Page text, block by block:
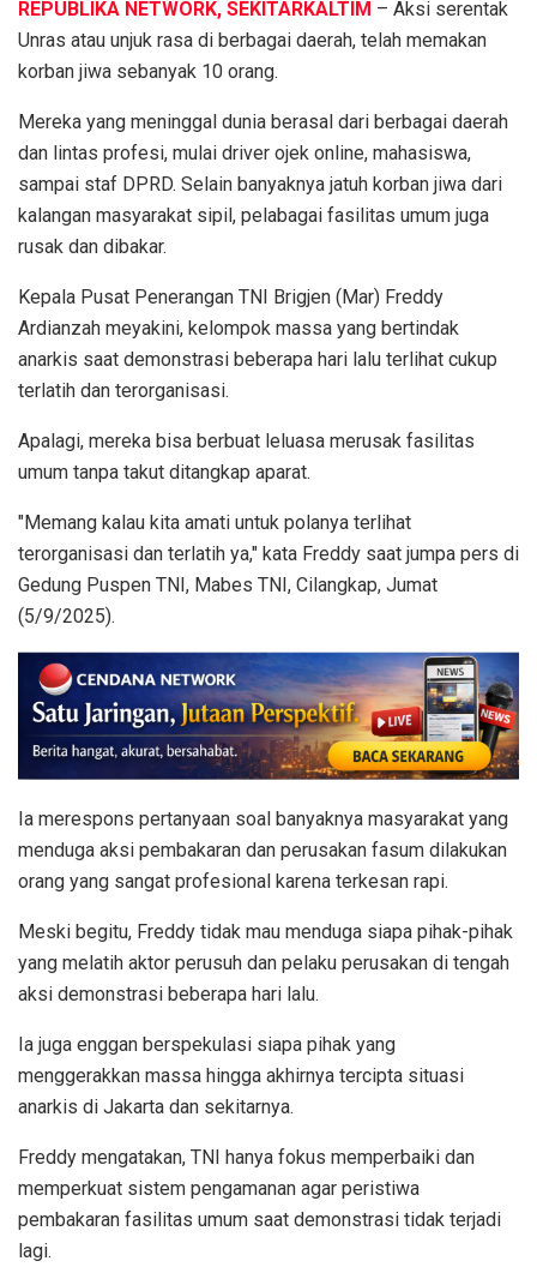
REPUBLIKA NETWORK, SEKITARKALTIM – Aksi serentak
Unras atau unjuk rasa di berbagai daerah, telah memakan
korban jiwa sebanyak 10 orang.
Mereka yang meninggal dunia berasal dari berbagai daerah
dan lintas profesi, mulai driver ojek online, mahasiswa,
sampai staf DPRD. Selain banyaknya jatuh korban jiwa dari
kalangan masyarakat sipil, pelabagai fasilitas umum juga
rusak dan dibakar.
Kepala Pusat Penerangan TNI Brigjen (Mar) Freddy
Ardianzah meyakini, kelompok massa yang bertindak
anarkis saat demonstrasi beberapa hari lalu terlihat cukup
terlatih dan terorganisasi.
Apalagi, mereka bisa berbuat leluasa merusak fasilitas
umum tanpa takut ditangkap aparat.
"Memang kalau kita amati untuk polanya terlihat
terorganisasi dan terlatih ya," kata Freddy saat jumpa pers di
Gedung Puspen TNI, Mabes TNI, Cilangkap, Jumat
(5/9/2025).
Ia merespons pertanyaan soal banyaknya masyarakat yang
menduga aksi pembakaran dan perusakan fasum dilakukan
orang yang sangat profesional karena terkesan rapi.
Meski begitu, Freddy tidak mau menduga siapa pihak-pihak
yang melatih aktor perusuh dan pelaku perusakan di tengah
aksi demonstrasi beberapa hari lalu.
Ia juga enggan berspekulasi siapa pihak yang
menggerakkan massa hingga akhirnya tercipta situasi
anarkis di Jakarta dan sekitarnya.
Freddy mengatakan, TNI hanya fokus memperbaiki dan
memperkuat sistem pengamanan agar peristiwa
pembakaran fasilitas umum saat demonstrasi tidak terjadi
lagi.